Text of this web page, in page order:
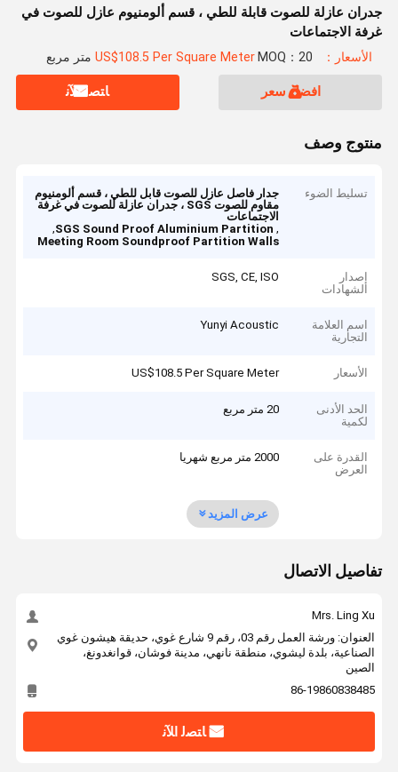
جدران عازلة للصوت قابلة للطي ، قسم ألومنيوم عازل للصوت في
غرفة الاجتماعات
الأسعار：US$108.5 Per Square Meter MOQ：20 متر مربع
افضل سعر ﺎﺘﺼﻟ ﺍﻶﻧ
منتوج وصف
تسليط الضوء
جدار فاصل عازل للصوت قابل للطي ، قسم ألومنيوم
مقاوم للصوت SGS ، جدران عازلة للصوت في غرفة
الاجتماعات
,
SGS Sound Proof Aluminium Partition
,
Meeting Room Soundproof Partition Walls
إصدار
الشهادات
SGS, CE, ISO
اسم العلامة
التجارية
Yunyi Acoustic
الأسعار US$108.5 Per Square Meter
الحد الأدنى
لكمية
20 متر مربع
القدرة على
العرض
2000 متر مربع شهريا
عرض المزيد
تفاصيل الاتصال
Mrs. Ling Xu
العنوان: ورشة العمل رقم 03، رقم 9 شارع غوي، حديقة هيشون غوي
الصناعية، بلدة ليشوي، منطقة نانهي، مدينة فوشان، قوانغدونغ،
الصين
86-19860838485
ﺎﺘﺼﻟ ﺍﻶﻧ